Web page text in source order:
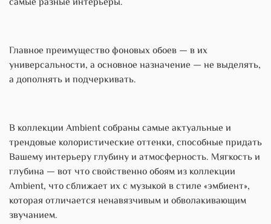
Главное преимущество фоновых обоев — в их
универсальности, а основное назначение — не выделять,
а дополнять и подчеркивать.
В коллекции Ambient собраны самые актуальные и
трендовые колористические оттенки, способные придать
Вашему интерьеру глубину и атмосферность. Мягкость и
глубина — вот что свойственно обоям из коллекции
Ambient, что сближает их с музыкой в стиле «эмбиент»,
которая отличается ненавязчивым и обволакивающим
звучанием.